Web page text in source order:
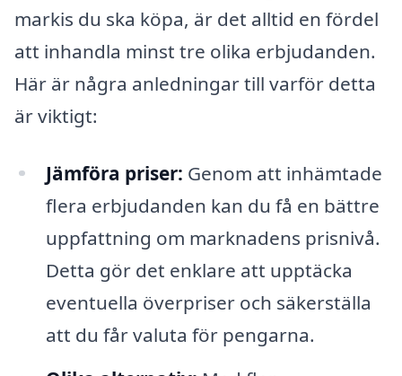
markis du ska köpa, är det alltid en fördel
att inhandla minst tre olika erbjudanden.
Här är några anledningar till varför detta
är viktigt:
Jämföra priser: Genom att inhämtade
flera erbjudanden kan du få en bättre
uppfattning om marknadens prisnivå.
Detta gör det enklare att upptäcka
eventuella överpriser och säkerställa
att du får valuta för pengarna.